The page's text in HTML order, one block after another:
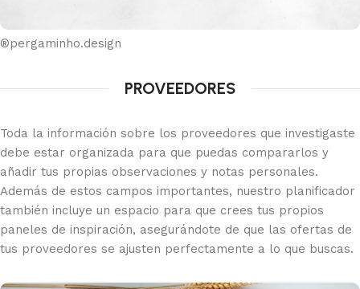
®pergaminho.design
PROVEEDORES
Toda la información sobre los proveedores que investigaste
debe estar organizada para que puedas compararlos y
añadir tus propias observaciones y notas personales.
Además de estos campos importantes, nuestro planificador
también incluye un espacio para que crees tus propios
paneles de inspiración, asegurándote de que las ofertas de
tus proveedores se ajusten perfectamente a lo que buscas.